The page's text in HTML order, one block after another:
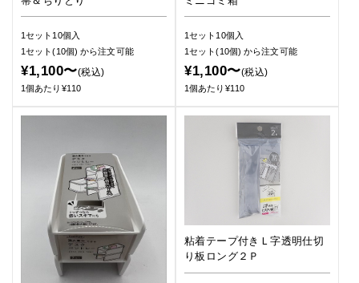
1セット10個入
1セット(10個)から注文可能
¥1,100〜(税込)
1個あたり¥110
1セット10個入
1セット(10個)から注文可能
¥1,100〜(税込)
1個あたり¥110
粘着テープ付きＬ字透明仕切
り板ロング２Ｐ